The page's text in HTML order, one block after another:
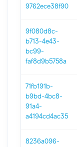
9762ece38f90
9f080d8c-
b713-4e43-
bc99-
faf8d9b5758a
71fb191b-
b9bd-4bc8-
91a4-
a4194cd4ac35
8236a096-